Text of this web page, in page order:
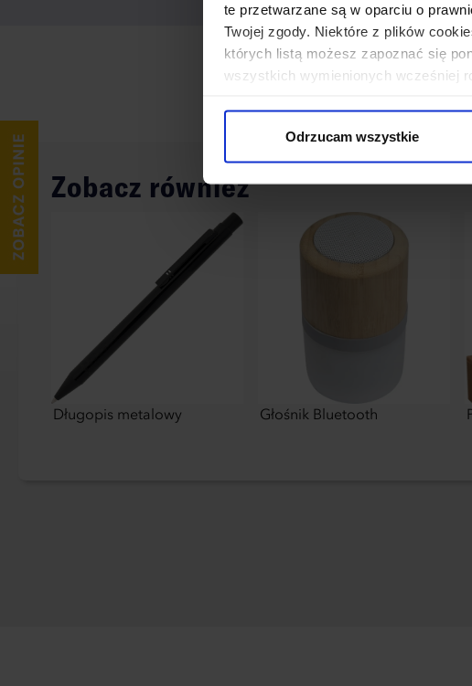
te przetwarzane są w oparciu o
Twojej zgody. Niektóre z plików
których listą możesz zapoznać się
wszystkich wymienionych wcześniej
Odrzucam wszystkie
Zobacz również
Długopis metalowy Głośnik Bluetooth